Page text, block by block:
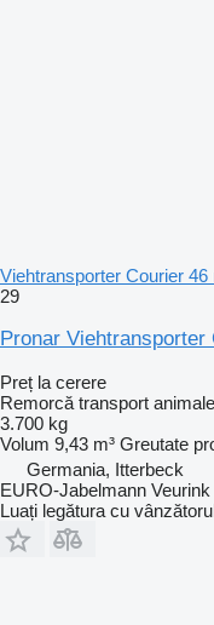
Viehtransporter Courier 46
29
Pronar Viehtransporter
Preț la cerere
Remorcă transport animale
3.700 kg
Volum 9,43 m³ Greutate
Germania, Itterbeck
EURO-Jabelmann
Luați legătura cu